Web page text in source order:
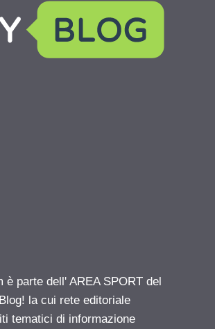
è parte dell' AREA SPORT del
la cui rete editoriale
tematici di informazione